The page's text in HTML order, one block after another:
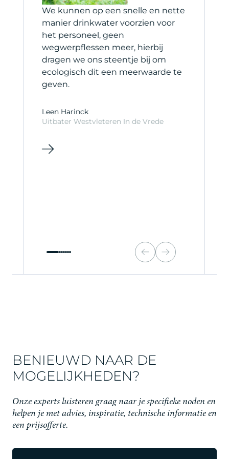
We kunnen op een snelle en nette
manier drinkwater voorzien voor
het personeel, geen
wegwerpflessen meer, hierbij
dragen we ons steentje bij om
ecologisch dit een meerwaarde te
geven.
Leen Harinck
Uitbater Westvleteren In de Vrede
BENIEUWD NAAR DE
MOGELIJKHEDEN?
Onze experts luisteren graag naar je specifieke noden en
helpen je met advies, inspiratie, technische informatie en
een prijsofferte.